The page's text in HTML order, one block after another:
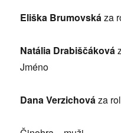
Eliška Brumovská za
Natália Drabiščáková
Jméno
Dana Verzichová za